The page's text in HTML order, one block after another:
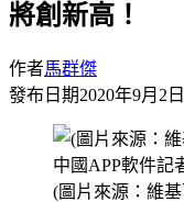
將創新高！
作者馬群傑
發布日期2020年9月2日
(圖片來源：維